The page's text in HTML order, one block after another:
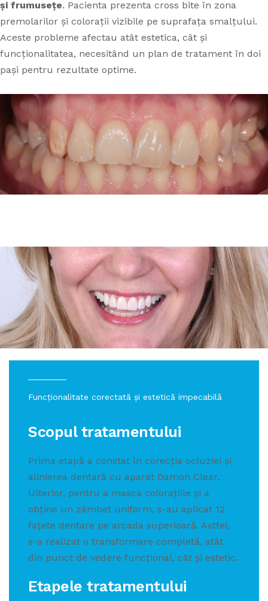
PROTETICĂ DENTARĂ
STOMATOLOGIE GENERALĂ
PARODONTOLOGIE
APARATE DENTARE
APARAT DENTAR TIMIȘOARA
CAZURI
CONTACT
și frumusețe. Pacienta prezenta cross bite în zona
premolarilor și colorații vizibile pe suprafața smalțului.
Aceste probleme afectau atât estetica, cât și
funcționalitatea, necesitând un plan de tratament în doi
pași pentru rezultate optime.
Funcționalitate corectată și estetică impecabilă
Scopul tratamentului
Prima etapă a constat în corecția ocluziei și
alinierea dentară cu aparat Damon Clear.
Ulterior, pentru a masca colorațiile și a
obține un zâmbet uniform, s-au aplicat 12
fațete dentare pe arcada superioară. Astfel,
s-a realizat o transformare completă, atât
din punct de vedere funcțional, cât și estetic.
Etapele tratamentului